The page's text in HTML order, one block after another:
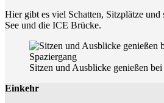
Hier gibt es viel Schatten, Sitzplätze und
See und die ICE Brücke.
Sitzen und Ausblicke genießen
Einkehr